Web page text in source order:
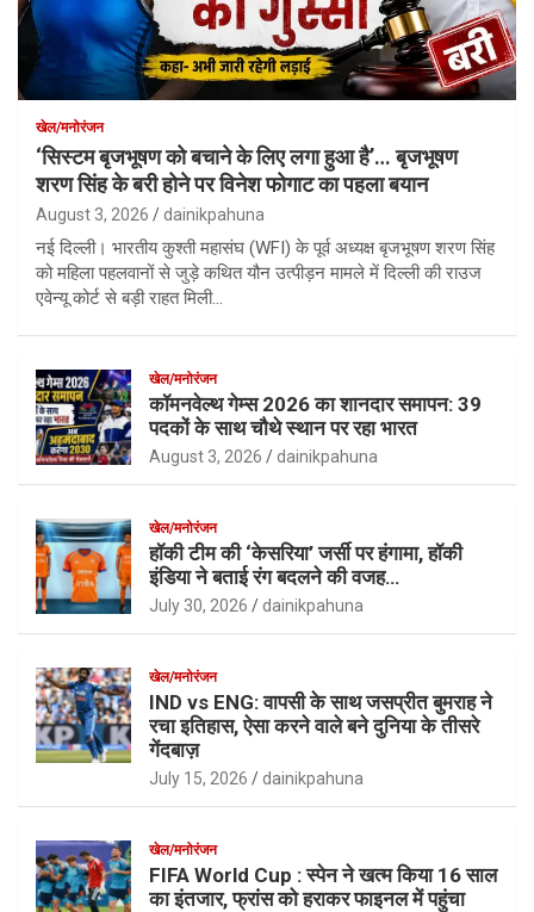
खेल/मनोरंजन
‘सिस्टम बृजभूषण को बचाने के लिए लगा हुआ है’… बृजभूषण
शरण सिंह के बरी होने पर विनेश फोगाट का पहला बयान
August 3, 2026 dainikpahuna
नई दिल्ली। भारतीय कुश्ती महासंघ (WFI) के पूर्व अध्यक्ष बृजभूषण शरण सिंह
को महिला पहलवानों से जुड़े कथित यौन उत्पीड़न मामले में दिल्ली की राउज
एवेन्यू कोर्ट से बड़ी राहत मिली…
खेल/मनोरंजन
कॉमनवेल्थ गेम्स 2026 का शानदार समापन: 39
पदकों के साथ चौथे स्थान पर रहा भारत
August 3, 2026 dainikpahuna
खेल/मनोरंजन
हॉकी टीम की ‘केसरिया’ जर्सी पर हंगामा, हॉकी
इंडिया ने बताई रंग बदलने की वजह…
July 30, 2026 dainikpahuna
खेल/मनोरंजन
IND vs ENG: वापसी के साथ जसप्रीत बुमराह ने
रचा इतिहास, ऐसा करने वाले बने दुनिया के तीसरे
गेंदबाज़
July 15, 2026 dainikpahuna
खेल/मनोरंजन
FIFA World Cup : स्पेन ने खत्म किया 16 साल
का इंतजार, फ्रांस को हराकर फाइनल में पहुंचा